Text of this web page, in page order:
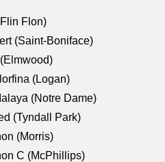
Flon)
(Saint-Boniface)
(Logan)
(Notre Dame)
(Tyndall Park)
(Morris)
C (McPhillips)